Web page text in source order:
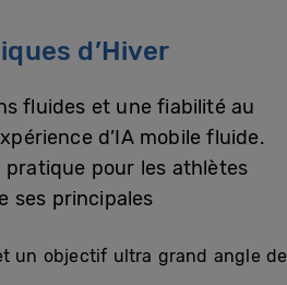
d’Hiver
fluides et une fiabilité au
d’IA mobile fluide.
pratique pour les athlètes
ses principales
un objectif ultra grand angle de